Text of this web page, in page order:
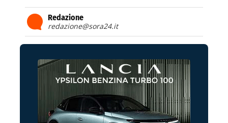
Redazione
redazione@sora24.it